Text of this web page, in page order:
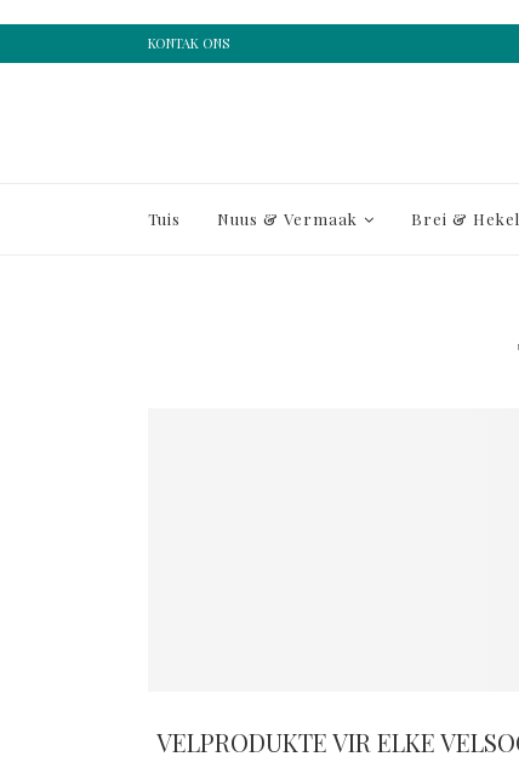
KONTAK ONS
Tuis Nuus & Vermaak Brei & Hekel
VELPRODUKTE VIR ELKE